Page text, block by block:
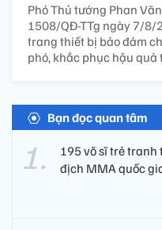
Phó Thủ tướng Phan
1508/QĐ-TTg ngày 7/8/
trang thiết bị bảo đảm
phó, khắc phục hậu
Bạn đọc quan tâm
195 võ sĩ trẻ tranh
địch MMA quốc